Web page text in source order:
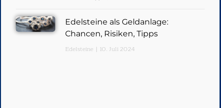
Edelsteine als Geldanlage:
Chancen, Risiken, Tipps
Edelsteine 10. Juli 2024